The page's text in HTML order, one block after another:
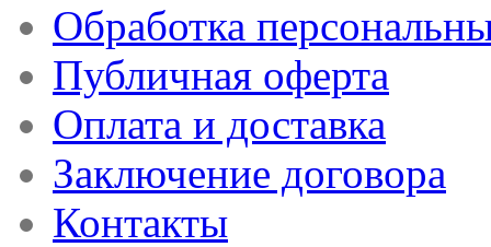
Обработка
Публичная оферта
Оплата и доставка
Заключение договора
Контакты